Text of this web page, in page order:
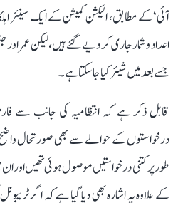
آئی‘ کے مطابق، الیکشن کمیشن کے ایک سینئر
اعداد و شمار جاری کر دیے گئے ہیں، لیکن عمر اور
جسے بعد میں شیئر کیا جا سکتا ہے۔
درخواستوں کے حوالے سے بھی صورتحال واضح
طور پر کتنی درخواستیں موصول ہوئی تھیں اور
کے علاوہ یہ اشارہ بھی دیا گیا ہے کہ اگر